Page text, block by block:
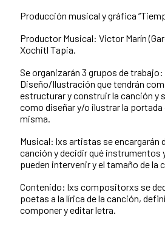
Producción musical y gráfica
Productor Musical: Victor Marín
Xochitl Tapia.
Se organizarán 3 grupos de
Diseño/Ilustración que tendrán
estructurar y construir la canción y
como diseñar y/o ilustrar la portada
misma.
Musical: lxs artistas se encargarán
canción y decidir qué instrumentos
pueden intervenir y el tamaño de la
Contenido: lxs compositorxs se
poetas a la lírica de la canción,
componer y editar letra.